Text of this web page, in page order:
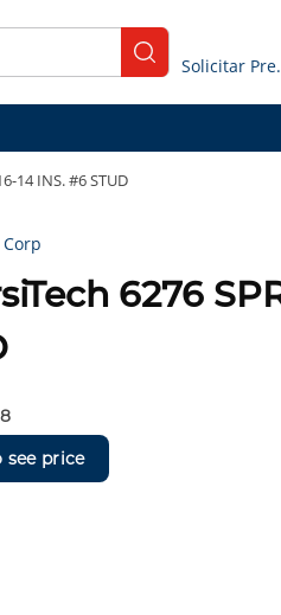
submit search
14 INS. #6 STUD
6276
see price